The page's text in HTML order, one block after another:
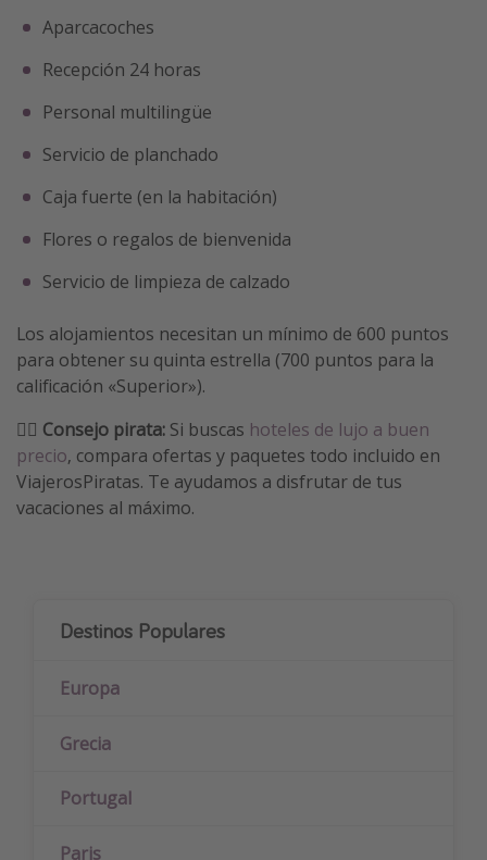
Aparcacoches
Recepción 24 horas
Personal multilingüe
Servicio de planchado
Caja fuerte (en la habitación)
Flores o regalos de bienvenida
Servicio de limpieza de calzado
Los alojamientos necesitan un mínimo de 600 puntos
para obtener su quinta estrella (700 puntos para la
calificación «Superior»).
🏴‍☠️ Consejo pirata: Si buscas hoteles de lujo a buen
precio, compara ofertas y paquetes todo incluido en
ViajerosPiratas. Te ayudamos a disfrutar de tus
vacaciones al máximo.
Destinos Populares
Europa
Grecia
Portugal
Paris